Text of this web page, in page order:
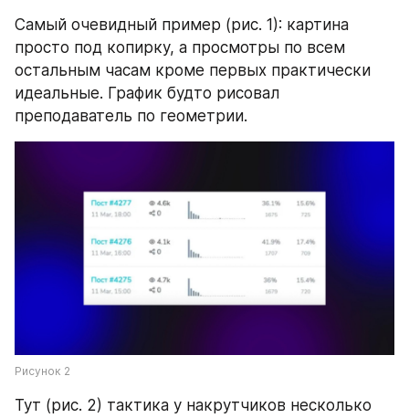
Самый очевидный пример (рис. 1): картина
просто под копирку, а просмотры по всем
остальным часам кроме первых практически
идеальные. График будто рисовал
преподаватель по геометрии.
Рисунок 2
Тут (рис. 2) тактика у накрутчиков несколько